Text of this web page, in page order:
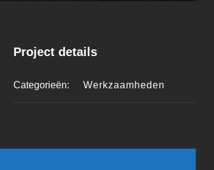
Project details
Categorieën: Werkzaamheden